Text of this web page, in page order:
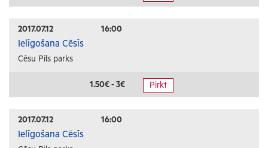
2017.07.12 16:00
Ielīgošana Cēsīs
Cēsu Pils parks
1.50€ - 3€ Pirkt
2017.07.12 16:00
Ielīgošana Cēsīs